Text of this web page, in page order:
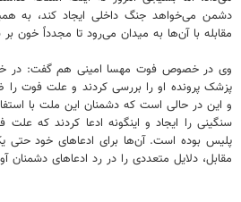
دشمن می‌خواهد جنگ داخلی ایجاد کند، به
مقابله با آن‌ها به میدان می‌رود تا مجدداً خون
وی در خصوص فوت مهسا امینی هم گفت: در
پزشک پرونده او را بررسی کردند و علت فوت
و این در حالی است که دشمنان این ملت با
سنگینی را ایجاد و اینگونه ادعا کردند که
پلیس بوده است. آن‌ها برای ادعاهای خود حتی
مقابل، دلایل متعددی را در رد ادعاهای دشمنان